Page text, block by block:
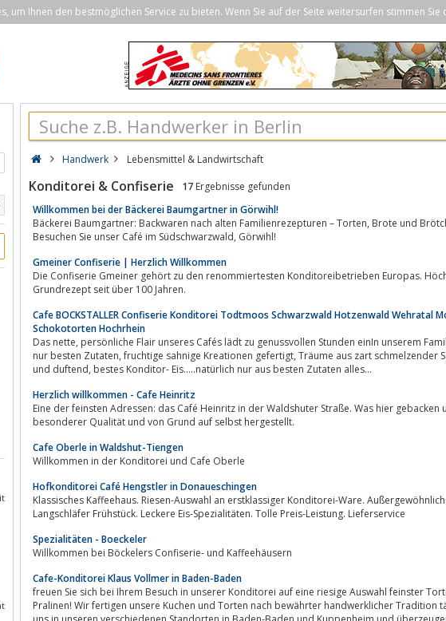
um Ihnen den bestmöglichen Service zu bieten. Wenn Sie auf der Seite weitersurfen stimmen Sie
Handwerk Lebensmittel & Landwirtschaft
Konditorei & Confiserie 17 Ergebnisse gefunden
Willkommen bei der Bäckerei Baumgartner in Görwihl!
Bäckerei Baumgartner: Backwaren nach alten Familienrezepturen – Torten, Brote und Brötchen – auch in Bioland Qualität.
Besuchen Sie unser Café im Südschwarzwald, Görwihl!
Gmeiner Confiserie | Herzlich Willkommen
Die Confiserie Gmeiner gehört zu den renommiertesten Konditoreibetrieben Europas.
Grundrezept seit über 100 Jahren.
Cafe BOCKSTALLER Confiserie Konditorei Todtmoos Schwarzwald Hotzenwald Wehratal
Schokotorten Hochrhein
Das nette, persönliche Flair unseres Cafés lädt zu genussvollen Stunden einIn unserem Familienbetrieb werden täglich aus
nur besten Zutaten, fruchtige sahnige Kreationen gefertigt, Träume aus zart schmelzender Schokolade, Obstkuchen frisch
und duftend, bestes Konditor- Eis.....natürlich nur aus besten Zutaten alles...
Herzlich willkommen - Cafe Heinritz
Eine der feinsten Adressen: das Café Heinritz in der Waldshuter Straße. Was hier gebacken und
besonderer Qualität und von Grund auf selbst hergestellt.
Cafe Oberle in Waldshut-Tiengen
Willkommen in der Konditorei und Cafe Oberle
Hofkonditorei Café Hengstler in Donaueschingen
Klassisches Kaffeehaus. Riesen-Auswahl an erstklassiger Konditorei-Ware.
Langschläfer Frühstück. Leckere Eis-Spezialitäten. Tolle Preis-Leistung. Lieferservice
Spezialitäten - Boeckeler
Willkommen bei Böckelers Confiserie- und Kaffeehäusern
Cafe-Konditorei Klaus Vollmer in Baden-Baden
freuen Sie sich bei Ihrem Besuch in unserer Konditorei auf eine riesige Auswahl feinster Torten, Kuchen,
Pralinen! Wir fertigen unsere Kuchen und Torten nach bewährter handwerklicher Tradition